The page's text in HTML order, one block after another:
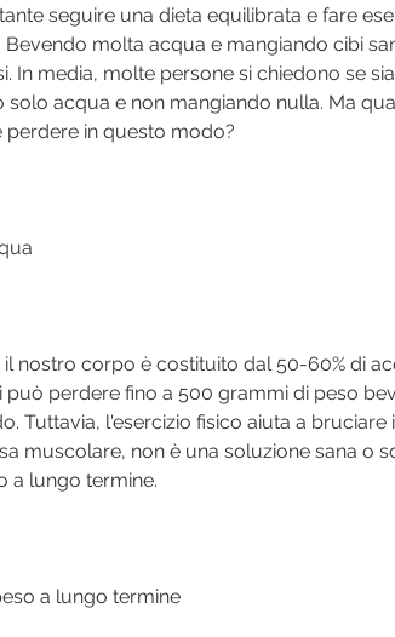
seguire una dieta equilibrata e fare
molta acqua e mangiando cibi
In media, molte persone si chiedono se
solo acqua e non mangiando nulla. Ma
perdere in questo modo?
nostro corpo è costituito dal 50-60% di
può perdere fino a 500 grammi di peso
Tuttavia, l'esercizio fisico aiuta a bruciare
muscolare, non è una soluzione sana o
a lungo termine.
a lungo termine